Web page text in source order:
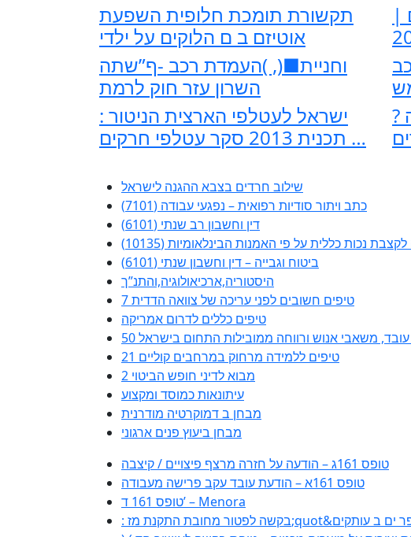
תקשורת תומכת חלופית השפעת
אוטיזם ב ם הלוקים על ילדי
|
וחניית■(, )העמדת רכב -ף”שתה
השרון עזר חוק לרמת
: ישראל לעטלפי הארצית הניטור
תכנית 2013 סקר עטלפי חרקים …
?
שילוב חרדים בצבא ההגנה לישראל
כתב ויתור סודיות רפואית – נפגעי עבודה (7101)
דין וחשבון רב שנתי (6101)
נכות כללית על פי האמנות הבינלאומיות (10135)
ביטוח וגבייה – דין וחשבון שנתי (6101)
היסטוריה,ארכיאולוגיה,והתנ”ך
7 טיפים חשובים לפני עריכה של צוואה הדדית
טיפים כללים לדרום אמריקה
עובד, משאבי אנוש ורווחה ממובילות התחום בישראל
21 טיפים ללמידה מרחוק במרחבים קוליים
מבוא לדיני חופש הביטוי 2
עיתונאות כמוסד ומקצוע
מבחן ב דמוקרטיה מודרנית
מבחן ביעוץ פנים ארגוני
טופס 161ג – הודעה על חזרה מרצף פיצויים / קיצבה
טופס 161א – הודעת עובד עקב פרישה מעבודה
טופס 161 ד’ – Menora